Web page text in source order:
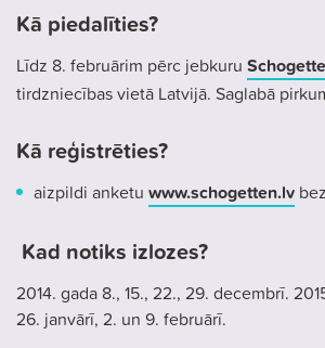
Kā piedalīties?
Līdz 8. februārim pērc jebkuru
tirdzniecības vietā Latvijā. Saglabā
Kā reģistrēties?
aizpildi anketu www.schogetten.lv
Kad notiks izlozes?
2014. gada 8., 15., 22., 29. decembrī.
26. janvārī, 2. un 9. februārī.